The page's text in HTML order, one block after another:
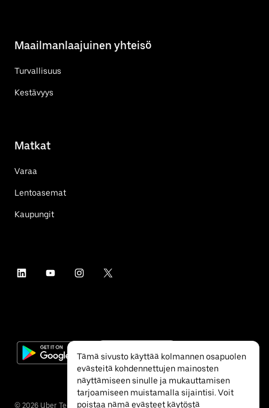
Maailmanlaajuinen yhteisö
Turvallisuus
Kestävyys
Matkat
Varaa
Lentoasemat
Kaupungit
© 2026 Uber Technologies Inc.
Tämä sivusto käyttää kolmannen osapuolen
evästeitä kohdennettujen mainosten
näyttämiseen sinulle ja mukauttamisen
tarjoamiseen muistamalla sijaintisi. Voit
poistaa nämä evästeet käytöstä